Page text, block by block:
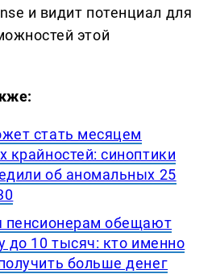
и видит потенциал для
этой
стать месяцем
крайностей: синоптики
об аномальных 25
пенсионерам обещают
до 10 тысяч: кто именно
больше денег